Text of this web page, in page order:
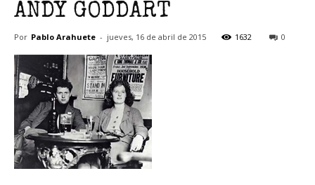
ANDY GODDART
Por Pablo Arahuete - jueves, 16 de abril de 2015 1632 0